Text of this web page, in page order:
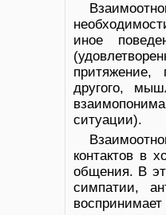
иное
притяжение,
другого,
ситуации).
контактов в
общения. В
симпатии,